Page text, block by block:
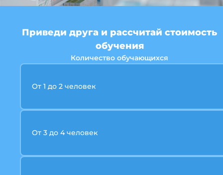
Приведи друга и рассчитай стоимость
обучения
Количество обучающихся
От 1 до 2 человек
От 3 до 4 человек